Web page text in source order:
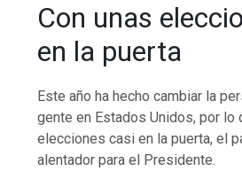
Con unas
en la puerta
Este año ha hecho cambiar la
gente en Estados Unidos, por lo
elecciones casi en la puerta, el
alentador para el Presidente.